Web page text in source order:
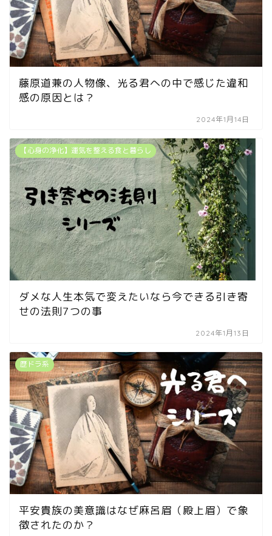
藤原道兼の人物像、光る君への中で感じた違和
感の原因とは？
2024年1月14日
【心身の浄化】運気を整える食と暮らし
ダメな人生本気で変えたいなら今できる引き寄
せの法則7つの事
2024年1月13日
歴ドラ系
平安貴族の美意識はなぜ麻呂眉（殿上眉）で象
徴されたのか？